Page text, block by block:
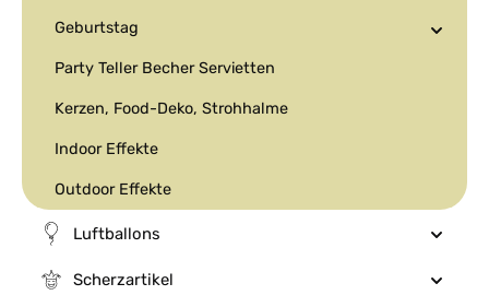
Geburtstag
Party Teller Becher Servietten
Kerzen, Food-Deko, Strohhalme
Indoor Effekte
Outdoor Effekte
Luftballons
Scherzartikel